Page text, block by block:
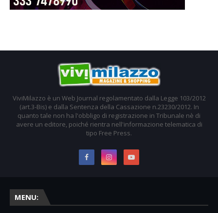
ViviMilazzo è un Web Journal regolamentato dalla Legge 103/2012
(art.3-Bis) e dalla Sentenza della Cassazione n.23230/2012. In
quanto tale non ha l'obbligo di registrazione in Tribunale nè di
avere un editore, poiché rientra nell'informazione telematica di
tipo Free Press.
MENU: